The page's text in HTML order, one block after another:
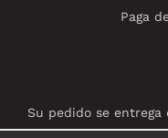
Paga
Su pedido se